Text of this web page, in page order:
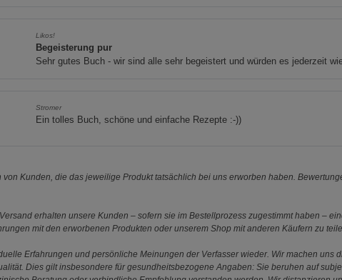
Likos!
Begeisterung pur
Sehr gutes Buch - wir sind alle sehr begeistert und würden es jederzeit
Stromer
Ein tolles Buch, schöne und einfache Rezepte :-))
Kunden, die das jeweilige Produkt tatsächlich bei uns erworben haben.
erhalten unsere Kunden – sofern sie im Bestellprozess zugestimmt haben –
mit den erworbenen Produkten oder unserem Shop mit anderen Käufern zu
Erfahrungen und persönliche Meinungen der Verfasser wieder. Wir machen uns
Dies gilt insbesondere für gesundheitsbezogene Angaben: Sie beruhen auf